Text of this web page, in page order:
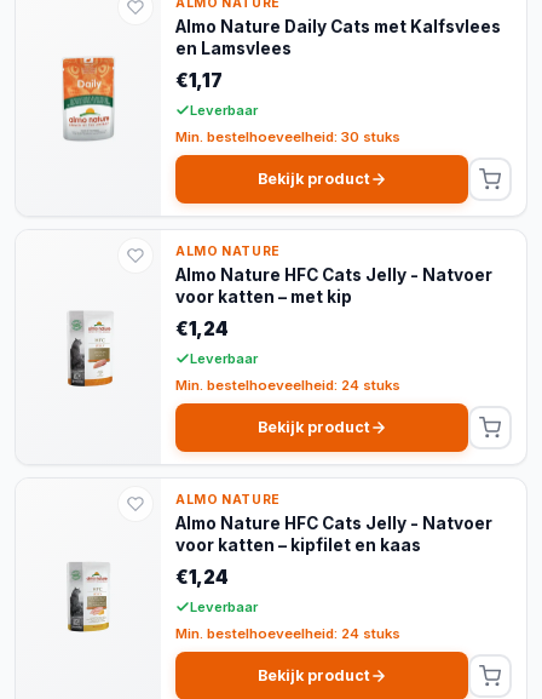
Almo Nature Daily Cats met Kalfsvlees
en Lamsvlees
€1,17
Leverbaar
Min. bestelhoeveelheid: 30 stuks
Bekijk product
ALMO NATURE
Almo Nature HFC Cats Jelly - Natvoer
voor katten – met kip
€1,24
Leverbaar
Min. bestelhoeveelheid: 24 stuks
Bekijk product
ALMO NATURE
Almo Nature HFC Cats Jelly - Natvoer
voor katten – kipfilet en kaas
€1,24
Leverbaar
Min. bestelhoeveelheid: 24 stuks
Bekijk product